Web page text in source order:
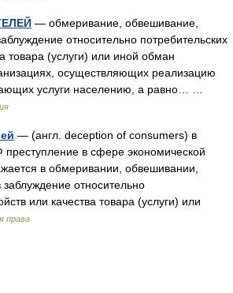
— обмеривание, обвешивание,
относительно потребительских
товара (услуги) или иной обман
осуществляющих реализацию
услуги населению, а равно… …
— (англ. deception of consumers) в
в сфере экономической
в обмеривании, обвешивании,
относительно
или качества товара (услуги) или
права